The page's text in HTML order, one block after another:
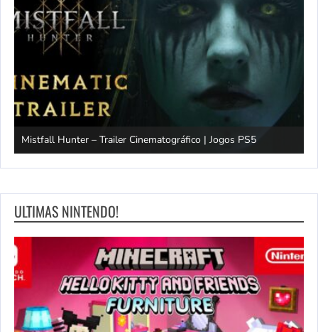
Mistfall Hunter – Trailer Cinematográfico | Jogos PS5
ULTIMAS NINTENDO!